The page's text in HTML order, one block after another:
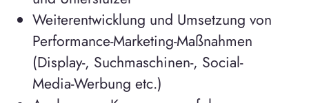
Weiterentwicklung und Umsetzung von
Performance-Marketing-Maßnahmen
(Display-, Suchmaschinen-, Social-
Media-Werbung etc.)